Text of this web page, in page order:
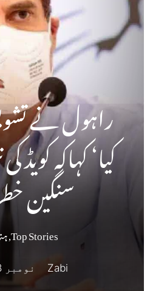
راہول نے
کیا‘ کہاکہ
سنگین
Top Stories
,
Zabi نومبر 28, 2021